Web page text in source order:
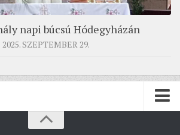
napi búcsú Hódegyházán
2025. SZEPTEMBER 29.